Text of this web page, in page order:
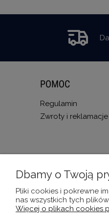
POMOC
Regulamin
Zwroty i reklamacje
Dbamy o Twoją
Pliki cookies i pokrewne
nas wszystkich tych
Więcej o plikach cookies